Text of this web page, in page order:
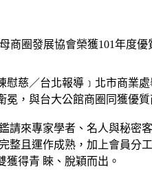
商圈發展協會榮獲101年度
慰慈／台北報導﹞北市商業
冕，與台大公館商圈同獲優質
請來專家學者、名人與秘密
整且運作成熟，加上會員分
獲得青 睞、脫穎而出。